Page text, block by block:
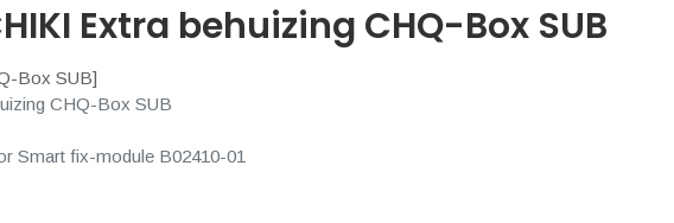
Extra behuizing CHQ-Box SUB
Box SUB]
CHQ-Box SUB
Smart fix-module B02410-01